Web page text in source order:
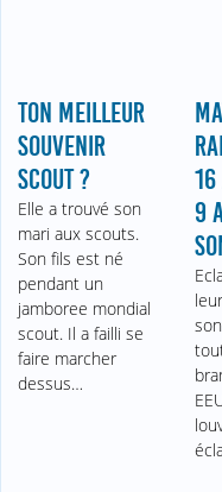
TON MEILLEUR
SOUVENIR
SCOUT ?
Elle a trouvé son
mari aux scouts.
Son fils est né
pendant un
jamboree mondial
scout. Il a failli se
faire marcher
dessus…
16
9